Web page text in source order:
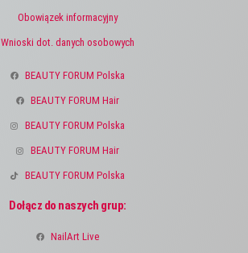
Obowiązek informacyjny
Wnioski dot. danych osobowych
BEAUTY FORUM Polska
BEAUTY FORUM Hair
BEAUTY FORUM Polska
BEAUTY FORUM Hair
BEAUTY FORUM Polska
Dołącz do naszych grup:
NailArt Live